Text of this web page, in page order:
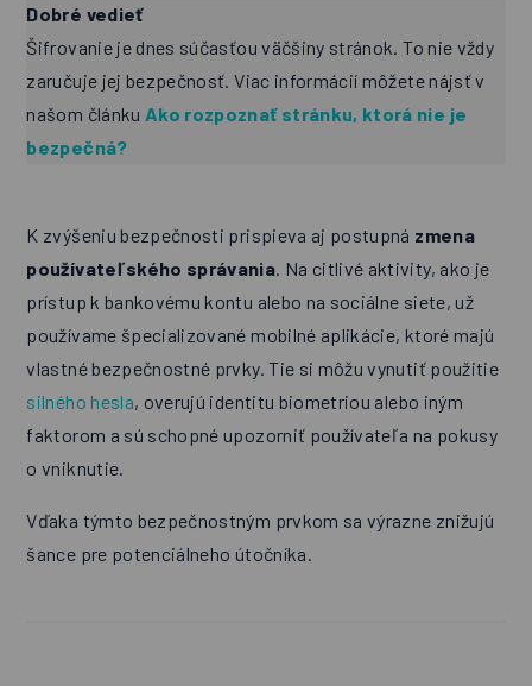
Dobré vedieť
Šifrovanie je dnes súčasťou väčšiny stránok. To nie vždy
zaručuje jej bezpečnosť. Viac informácií môžete nájsť v
našom článku Ako rozpoznať stránku, ktorá nie je
bezpečná?
K zvýšeniu bezpečnosti prispieva aj postupná zmena
používateľského správania . Na citlivé aktivity, ako je
prístup k bankovému kontu alebo na sociálne siete, už
používame špecializované mobilné aplikácie, ktoré majú
vlastné bezpečnostné prvky. Tie si môžu vynutiť použitie
silného hesla, overujú identitu biometriou alebo iným
faktorom a sú schopné upozorniť používateľa na pokusy
o vniknutie.
Vďaka týmto bezpečnostným prvkom sa výrazne znižujú
šance pre potenciálneho útočníka.